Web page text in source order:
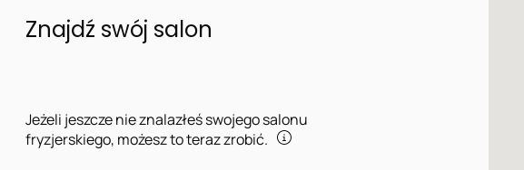
Znajdź swój salon
Jeżeli jeszcze nie znalazłeś swojego salonu
fryzjerskiego, możesz to teraz zrobić.